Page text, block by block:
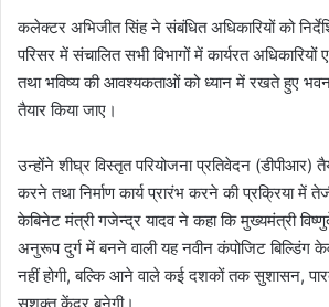
कलेक्टर अभिजीत सिंह ने संबंधित अधिकारियों को
परिसर में संचालित सभी विभागों में कार्यरत अधिकारियों
तथा भविष्य की आवश्यकताओं को ध्यान में रखते हुए
तैयार किया जाए।
उन्होंने शीघ्र विस्तृत परियोजना प्रतिवेदन (डीपीआर)
करने तथा निर्माण कार्य प्रारंभ करने की प्रक्रिया में
केबिनेट मंत्री गजेन्द्र यादव ने कहा कि मुख्यमंत्री
अनुरूप दुर्ग में बनने वाली यह नवीन कंपोजिट
नहीं होगी, बल्कि आने वाले कई दशकों तक सुशासन,
सशक्त केंद्र बनेगी।